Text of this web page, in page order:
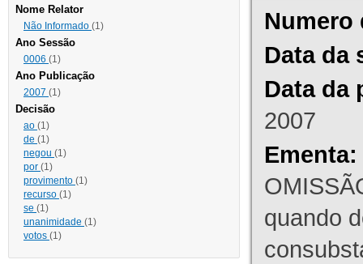
Nome Relator
Não Informado (1)
Ano Sessão
0006 (1)
Ano Publicação
2007 (1)
Decisão
ao (1)
de (1)
negou (1)
por (1)
provimento (1)
recurso (1)
se (1)
unanimidade (1)
votos (1)
Numero
Data da
Data da
2007
Ementa:
quando